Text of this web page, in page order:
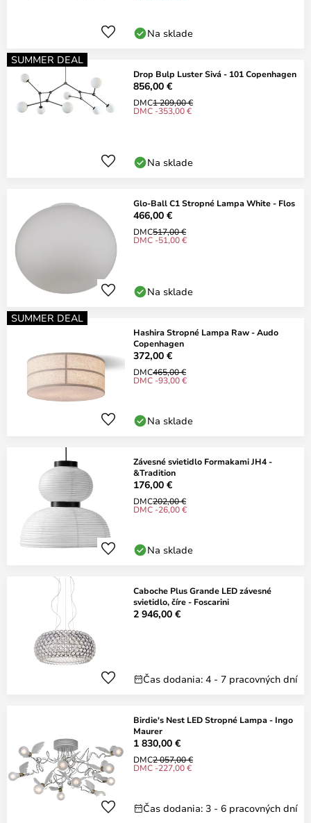
Na sklade
SUMMER DEAL
Drop Bulp Luster Sivá - 101 Copenhagen
856,00 €
DMC1 209,00 €
DMC -353,00 €
Na sklade
Glo-Ball C1 Stropné Lampa White - Flos
466,00 €
DMC517,00 €
DMC -51,00 €
Na sklade
SUMMER DEAL
Hashira Stropné Lampa Raw - Audo
Copenhagen
372,00 €
DMC465,00 €
DMC -93,00 €
Na sklade
Závesné svietidlo Formakami JH4 -
&Tradition
176,00 €
DMC202,00 €
DMC -26,00 €
Na sklade
Caboche Plus Grande LED závesné
svietidlo, číre - Foscarini
2 946,00 €
Čas dodania: 4 - 7 pracovných dní
Birdie's Nest LED Stropné Lampa - Ingo
Maurer
1 830,00 €
DMC2 057,00 €
DMC -227,00 €
Čas dodania: 3 - 6 pracovných dní